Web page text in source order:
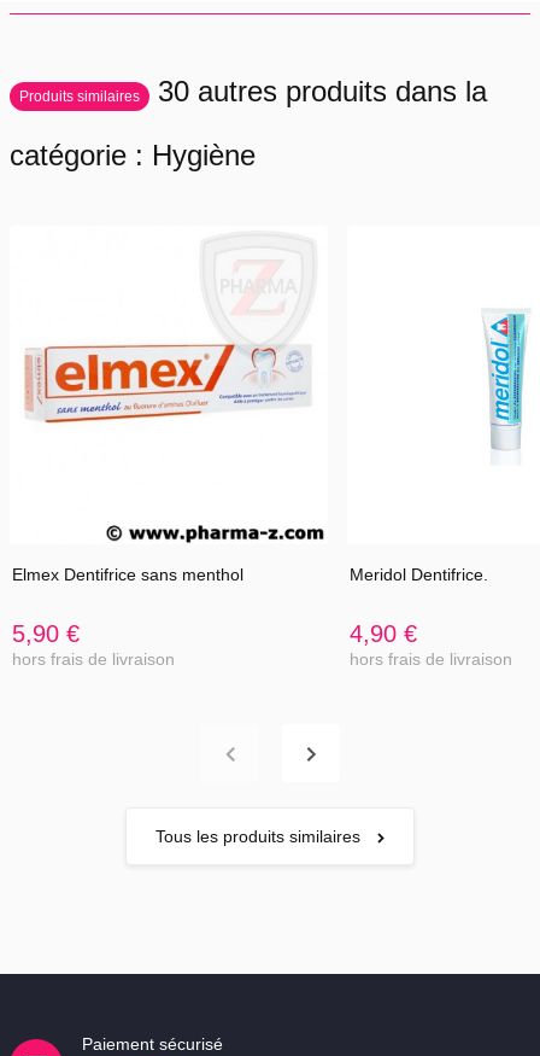
Appliquer en couche fine, sur une peau propre et sèche.
Eau Thermale de Vichy.
Aqua, Alcohol Denat., Zinc Gluconate, Glycerin, Citric Acid,
Produits similaires
30 autres produits dans la
catégorie : Hygiène
Elmex Dentifrice sans menthol
5,90 €
hors frais de livraison
Meridol Dentifrice.
4,90 €
hors frais de livraison
Tous les produits similaires
Paiement sécurisé